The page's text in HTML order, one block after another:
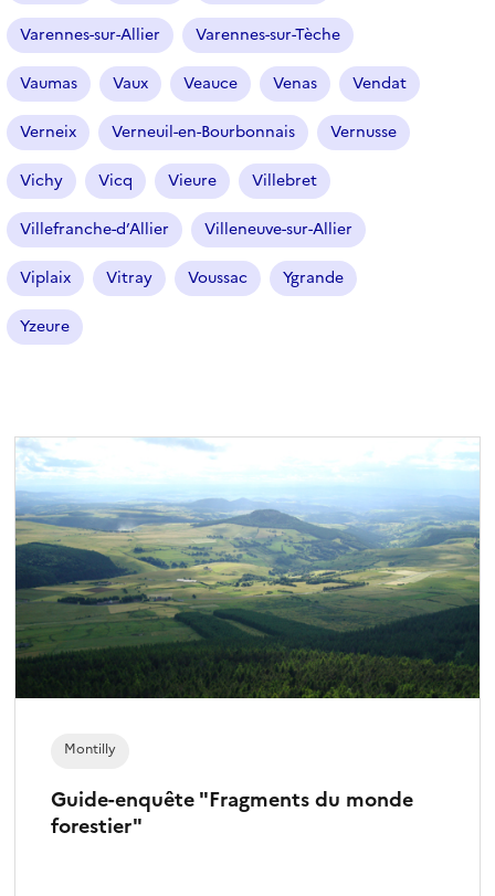
Varennes-sur-Allier Varennes-sur-Tèche
Vaumas Vaux Veauce Venas Vendat
Verneix Verneuil-en-Bourbonnais Vernusse
Vichy Vicq Vieure Villebret
Villefranche-d’Allier Villeneuve-sur-Allier
Viplaix Vitray Voussac Ygrande
Yzeure
Guide-enquête "Fragments du monde
forestier"
Montilly